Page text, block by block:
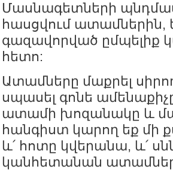
Մասնագետների
հասցվում ատամներին,
գազավորված ըմպելիք
հետո:
Ատամները մաքրել
սպասել գոնե
ատամի խոզանակը և
հանգիստ կարող եք մի
և՛ հոտը կվերանա, և՛
կանհետանան